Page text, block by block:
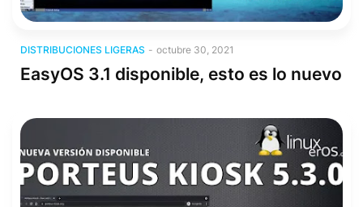
DISTRIBUCIONES LIGERAS - octubre 30, 2021
EasyOS 3.1 disponible, esto es lo nuevo